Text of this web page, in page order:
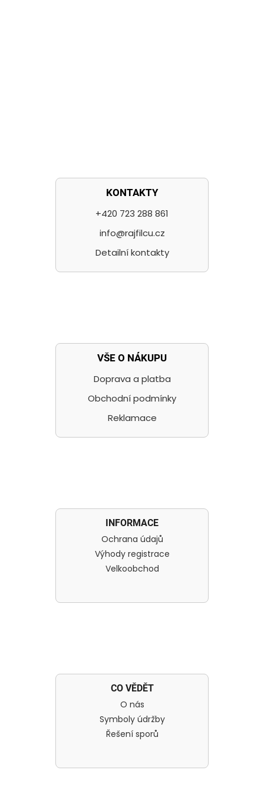
KONTAKTY
+420 723 288 861
info@rajfilcu.cz
Detailní kontakty
VŠE O NÁKUPU
Doprava a platba
Obchodní podmínky
Reklamace
INFORMACE
Ochrana údajů
Výhody registrace
Velkoobchod
CO VĚDĚT
O nás
Symboly údržby
Řešení sporů